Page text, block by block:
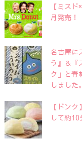
【ミス
月発売！
名古屋に
う』＆『
ク」と青
しました。
【ドン
して約